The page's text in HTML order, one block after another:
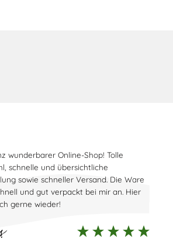
wunderbarer Online-Shop! Tolle
schnelle und übersichtliche
sowie schneller Versand. Die Ware
und gut verpackt bei mir an. Hier
gerne wieder!